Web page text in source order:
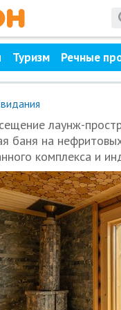
Туризм Речные
лаунж-
баня на
комплекса и